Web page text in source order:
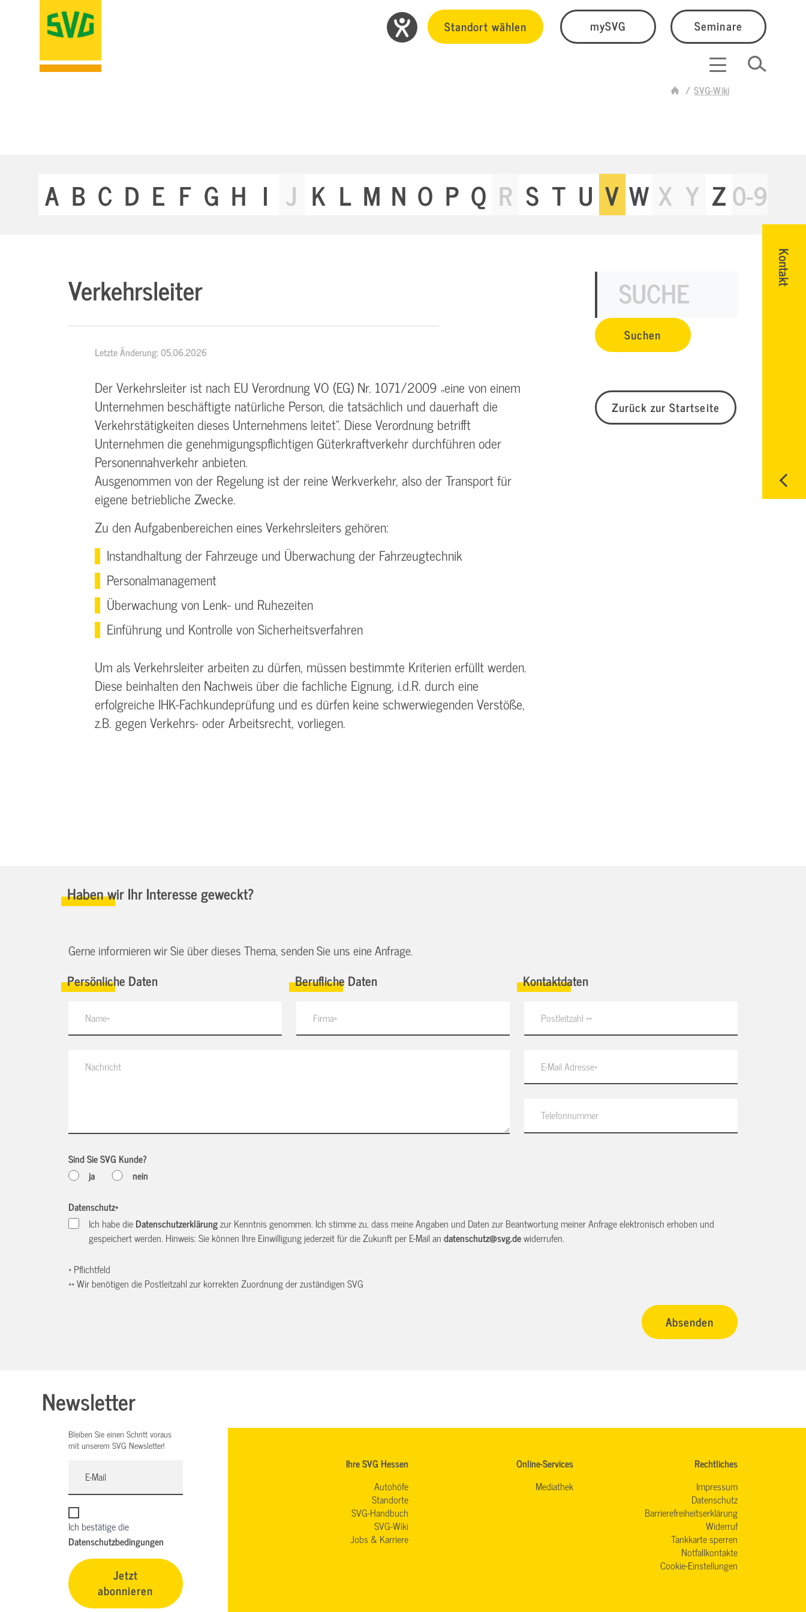
Standort wählen mySVG Seminare
SVG-Wiki
Kontakt
A B C D E F G H I J K L M N O P Q R S T U V W X Y Z0-9
Verkehrsleiter
Letzte Änderung: 05.06.2026
Der Verkehrsleiter ist nach EU Verordnung VO (EG) Nr. 1071/2009 „eine von einem
Unternehmen beschäftigte natürliche Person, die tatsächlich und dauerhaft die
Verkehrstätigkeiten dieses Unternehmens leitet“. Diese Verordnung betrifft
Unternehmen die genehmigungspflichtigen Güterkraftverkehr durchführen oder
Personennahverkehr anbieten.
Ausgenommen von der Regelung ist der reine Werkverkehr, also der Transport für
eigene betriebliche Zwecke.
Zu den Aufgabenbereichen eines Verkehrsleiters gehören:
Instandhaltung der Fahrzeuge und Überwachung der Fahrzeugtechnik
Personalmanagement
Überwachung von Lenk- und Ruhezeiten
Einführung und Kontrolle von Sicherheitsverfahren
Um als Verkehrsleiter arbeiten zu dürfen, müssen bestimmte Kriterien erfüllt werden.
Diese beinhalten den Nachweis über die fachliche Eignung, i.d.R. durch eine
erfolgreiche IHK-Fachkundeprüfung und es dürfen keine schwerwiegenden Verstöße,
z.B. gegen Verkehrs- oder Arbeitsrecht, vorliegen.
Zurück zur Startseite
Haben wir Ihr Interesse geweckt?
Gerne informieren wir Sie über dieses Thema, senden Sie uns eine Anfrage.
Persönliche Daten Berufliche Daten Kontaktdaten
Sind Sie SVG Kunde?
ja
nein
Datenschutz*
Ich habe dieDatenschutzerklärungzur Kenntnis genommen. Ich stimme zu, dass meine Angaben und Daten zur Beantwortung meiner Anfrage elektronisch erhoben und
gespeichert werden. Hinweis: Sie können Ihre Einwilligung jederzeit für die Zukunft per E-Mail andatenschutz@svg.dewiderrufen.
* Pflichtfeld
** Wir benötigen die Postleitzahl zur korrekten Zuordnung der zuständigen SVG
Newsletter
Bleiben Sie einen Schritt voraus
mit unserem SVG Newsletter!
Ich bestätige die
Datenschutzbedingungen
Jetzt
abonnieren
Ihre SVG Hessen
Autohöfe
Standorte
SVG-Handbuch
SVG-Wiki
Jobs & Karriere
Online-Services
Mediathek
Rechtliches
Impressum
Datenschutz
Barrierefreiheitserklärung
Widerruf
Tankkarte sperren
Notfallkontakte
Cookie-Einstellungen